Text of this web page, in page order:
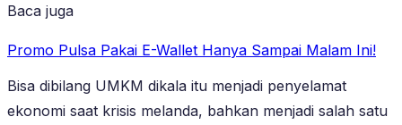
Baca juga
Promo Pulsa Pakai E-Wallet Hanya Sampai Malam Ini!
Bisa dibilang UMKM dikala itu menjadi penyelamat
ekonomi saat krisis melanda, bahkan menjadi salah satu